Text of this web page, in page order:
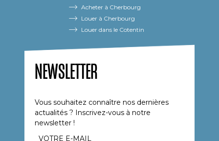
Acheter à Cherbourg
Louer à Cherbourg
Louer dans le Cotentin
NEWSLETTER
Vous souhaitez connaître nos dernières
actualités ? Inscrivez-vous à notre
newsletter !